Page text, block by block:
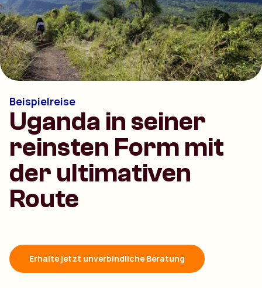
Beispielreise
Uganda in seiner
reinsten Form mit
der ultimativen
Route
Erhalte jetzt unverbindliche Beratung